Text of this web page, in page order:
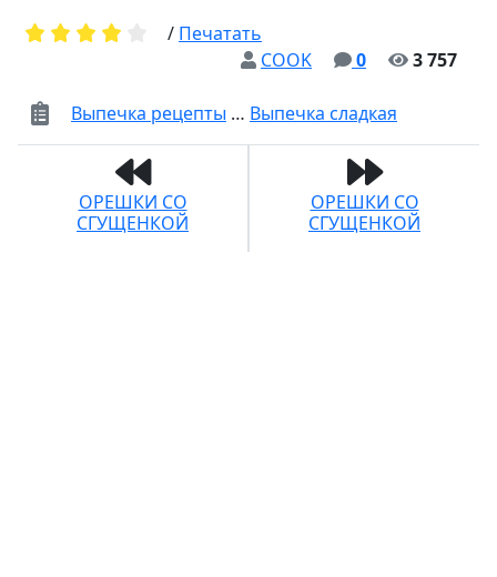
COOK 0 3 757
/ Печатать
Выпечка рецепты … Выпечка сладкая
ОРЕШКИ СО
СГУЩЕНКОЙ
ОРЕШКИ СО
СГУЩЕНКОЙ